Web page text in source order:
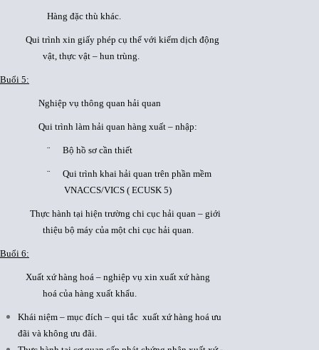
Hàng đặc thù khác.
Qui trình xin giấy phép cụ thể với kiểm dịch động
vật, thực vật – hun trùng.
Buổi 5:
Nghiệp vụ thông quan hải quan
Qui trình làm hải quan hàng xuất – nhập:
¨ Bộ hồ sơ cần thiết
¨ Qui trình khai hải quan trên phần mềm
VNACCS/VICS ( ECUSK 5)
Thực hành tại hiện trường chi cục hải quan – giới
thiệu bộ máy của một chi cục hải quan.
Buổi 6:
Xuất xứ hàng hoá – nghiệp vụ xin xuất xứ hàng
hoá của hàng xuất khẩu.
Khái niệm – mục đích – qui tắc xuất xứ hàng hoá ưu
đãi và không ưu đãi.